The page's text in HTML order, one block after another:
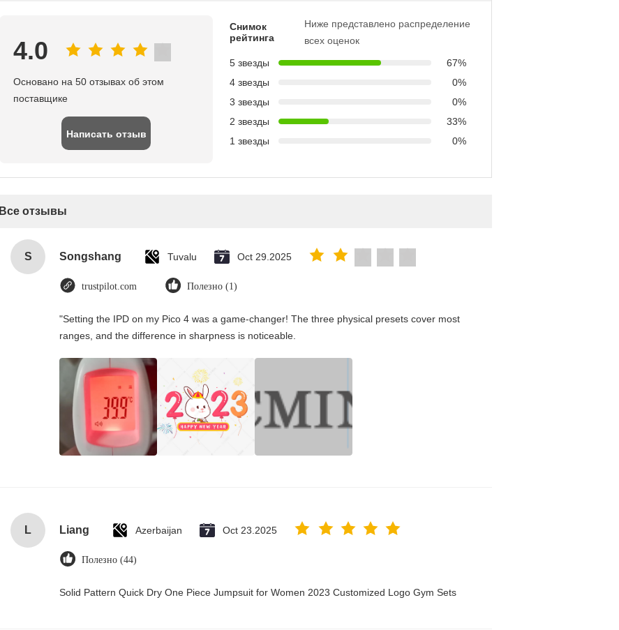
4.0
Основано на 50 отзывах об этом
поставщике
Написать отзыв
Снимок
рейтинга
Ниже представлено распределение
всех оценок
5 звезды
67%
4 звезды
0%
3 звезды
0%
2 звезды
33%
1 звезды
0%
Все отзывы
S Songshang Tuvalu Oct 29.2025
trustpilot.com Полезно (1)
"Setting the IPD on my Pico 4 was a game-changer! The three physical presets cover most
ranges, and the difference in sharpness is noticeable.
L Liang Azerbaijan Oct 23.2025
Полезно (44)
Solid Pattern Quick Dry One Piece Jumpsuit for Women 2023 Customized Logo Gym Sets